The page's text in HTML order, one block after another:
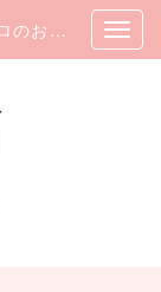
富山のリフォーム・店舗リニューアル・プロのお掃除｜ダスキン高岡